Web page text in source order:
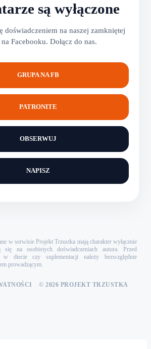
są wyłączone
doświadczeniem na naszej zamkniętej
Facebooku. Dołącz do nas.
GRUPA NA FB
PATRONITE
OBSERWUJ
NAPISZ
w serwisie Projekt Trzustka mają charakter wyłącznie
na osobistych doświadczeniach autora. Przed
w diecie czy suplementacji należy bezwzględnie
prowadzącym.
© 2026 PROJEKT TRZUSTKA